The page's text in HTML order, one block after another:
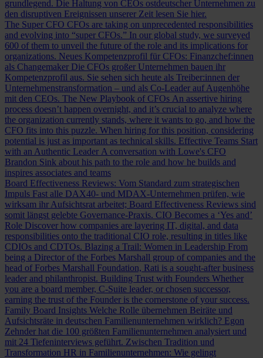
grundlegend. Die Haltung von CEOs ostdeutscher Unternehmen zu
den disruptiven Ereignissen unserer Zeit lesen Sie hier.
The Super CFO CFOs are taking on unprecedented responsibilities
and evolving into “super CFOs.” In our global study, we surveyed
600 of them to unveil the future of the role and its implications for
organizations. Neues Kompetenzprofil für CFOs: Finanzchef:innen
als Changemaker Die CFOs großer Unternehmen bauen ihr
Kompetenzprofil aus. Sie sehen sich heute als Treiber:innen der
Unternehmenstransformation – und als Co-Leader auf Augenhöhe
mit den CEOs. The New Playbook of CFOs An assertive hiring
process doesn’t happen overnight, and it’s crucial to analyze where
the organization currently stands, where it wants to go, and how the
CFO fits into this puzzle. When hiring for this position, considering
potential is just as important as technical skills. Effective Teams Start
with an Authentic Leader A conversation with Lowe's CFO
Brandon Sink about his path to the role and how he builds and
inspires associates and teams
Board Effectiveness Reviews: Vom Standard zum strategischen
Impuls Fast alle DAX40- und MDAX-Unternehmen prüfen, wie
wirksam ihr Aufsichtsrat arbeitet; Board Effectiveness Reviews sind
somit längst gelebte Governance-Praxis. CIO Becomes a ‘Yes and’
Role Discover how companies are layering IT, digital, and data
responsibilities onto the traditional CIO role, resulting in titles like
CDIOs and CDTOs. Blazing a Trail: Women in Leadership From
being a Director of the Forbes Marshall group of companies and the
head of Forbes Marshall Foundation, Rati is a sought-after business
leader and philanthropist. Building Trust with Founders Whether
you are a board member, C-Suite leader, or chosen successor,
earning the trust of the Founder is the cornerstone of your success.
Family Board Insights Welche Rolle übernehmen Beiräte und
Aufsichtsräte in deutschen Familienunternehmen wirklich? Egon
Zehnder hat die 100 größten Familienunternehmen analysiert und
mit 24 Tiefeninterviews geführt. Zwischen Tradition und
Transformation HR in Familienunternehmen: Wie gelingt